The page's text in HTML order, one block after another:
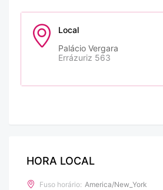
Local
Palácio Vergara
Errázuriz 563
HORA LOCAL
Fuso horário: America/New_York